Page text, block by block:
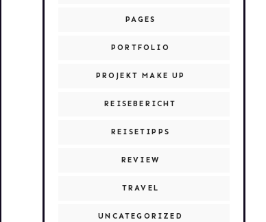
PAGES
PORTFOLIO
PROJEKT MAKE UP
REISEBERICHT
REISETIPPS
REVIEW
TRAVEL
UNCATEGORIZED